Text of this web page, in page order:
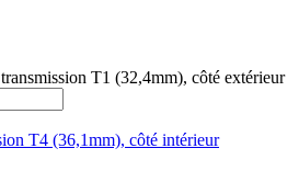
T1 (32,4mm), côté extérieur